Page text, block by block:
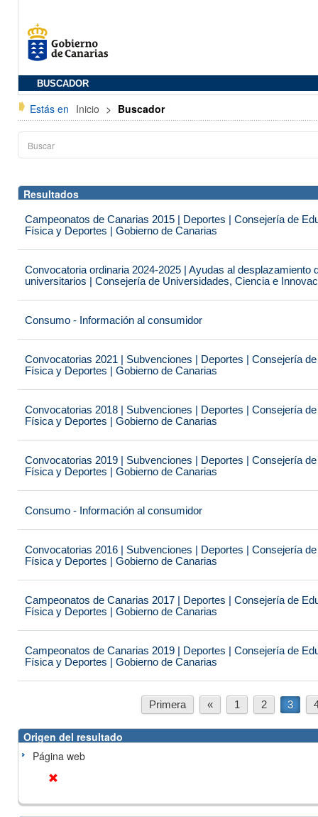
BUSCADOR
Estás en Inicio > Buscador
Resultados
Campeonatos de Canarias 2015 | Deportes | Consejería de
Física y Deportes | Gobierno de Canarias
Convocatoria ordinaria 2024-2025 | Ayudas al desplazamiento
universitarios | Consejería de Universidades, Ciencia e
Consumo - Información al consumidor
Convocatorias 2021 | Subvenciones | Deportes | Consejería
Física y Deportes | Gobierno de Canarias
Convocatorias 2018 | Subvenciones | Deportes | Consejería
Física y Deportes | Gobierno de Canarias
Convocatorias 2019 | Subvenciones | Deportes | Consejería
Física y Deportes | Gobierno de Canarias
Consumo - Información al consumidor
Convocatorias 2016 | Subvenciones | Deportes | Consejería
Física y Deportes | Gobierno de Canarias
Campeonatos de Canarias 2017 | Deportes | Consejería de
Física y Deportes | Gobierno de Canarias
Campeonatos de Canarias 2019 | Deportes | Consejería de
Física y Deportes | Gobierno de Canarias
Primera « 1 2 3
Origen del resultado
Página web